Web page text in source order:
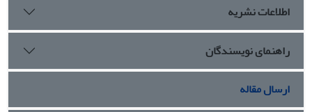
اطلاعات نشریه
راهنمای نویسندگان
ارسال مقاله